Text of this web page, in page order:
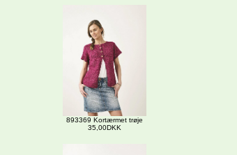
893369 Kortærmet trøje
35,00DKK